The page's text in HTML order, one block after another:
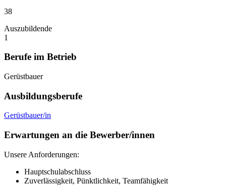
38
Auszubildende
1
Berufe im Betrieb
Gerüstbauer
Ausbildungsberufe
Gerüstbauer/in
Erwartungen an die Bewerber/innen
Unsere Anforderungen:
Hauptschulabschluss
Zuverlässigkeit, Pünktlichkeit, Teamfähigkeit